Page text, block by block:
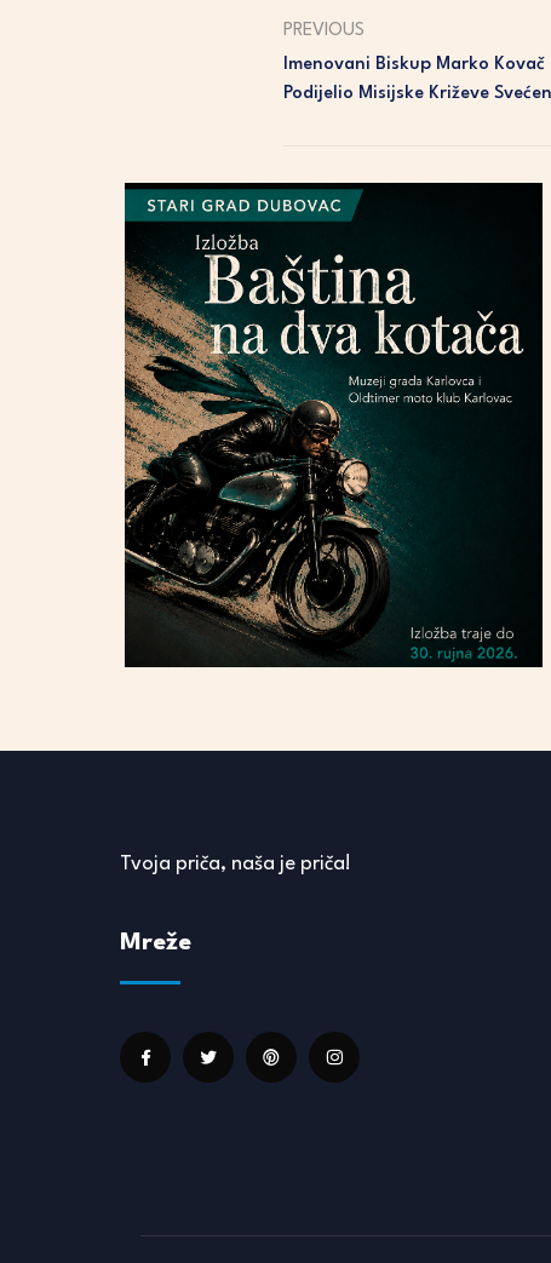
PREVIOUS
Imenovani Biskup Marko
Podijelio Misijske Križeve
Tvoja priča, naša je priča!
Mreže